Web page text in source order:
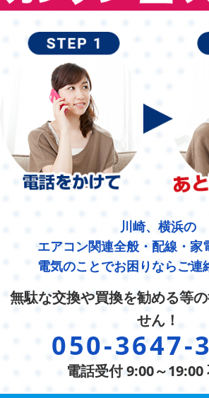
川崎、横浜の
エアコン関連全般・配線・家
電気のことでお困りならご連
無駄な交換や買換を勧める等
せん！
050-3647-
電話受付 9:00～19:00